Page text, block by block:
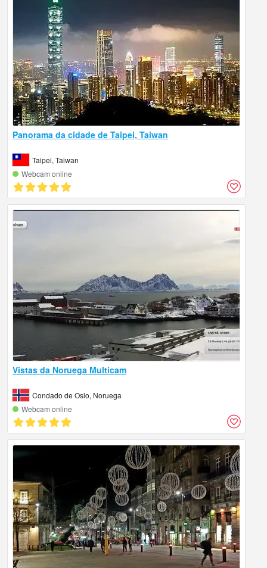
Panorama da cidade de Taipei, Taiwan
Taipei, Taiwan
Webcam online
Vistas da Noruega Multicam
Condado de Oslo, Noruega
Webcam online